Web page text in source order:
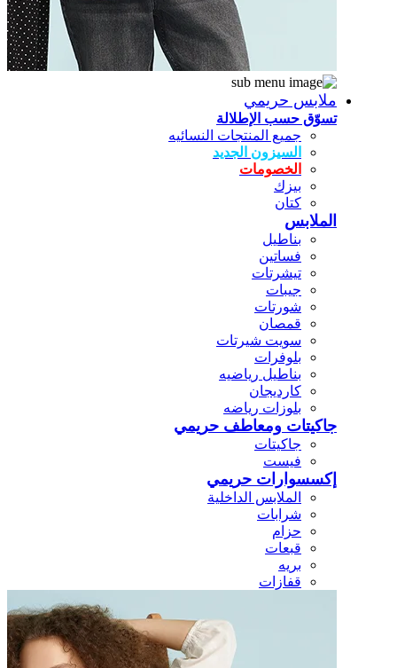
ملابس حريمي
تسوّق حسب الإطلالة
جميع المنتجات النسائيه
السيزون الجديد
الخصومات
بيزك
كتان
الملابس
بناطيل
فساتين
تيشرتات
جيبات
شورتات
قمصان
سويت شيرتات
بلوفرات
بناطيل رياضيه
كارديجان
بلوزات رياضه
جاكيتات ومعاطف حريمي
جاكيتات
فيست
إكسسوارات حريمي
الملابس الداخلية
شرابات
حزام
قبعات
بريه
قفازات